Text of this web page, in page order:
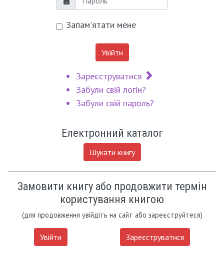
Пароль
Запам'ятати мене
Увійти
Зареєструватися
Забули свій логін?
Забули свій пароль?
Електронний каталог
Шукати книгу
Замовити книгу або продовжити термін
користування книгою
(для продовження увійдіть на сайт або зареєструйтеся)
Увійти Зареєструватися